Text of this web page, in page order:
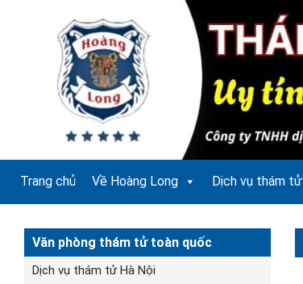
Trang chủ Về Hoàng Long Dịch vụ thám tử
Văn phòng thám tử toàn quốc
Dịch vụ thám tử Hà Nội